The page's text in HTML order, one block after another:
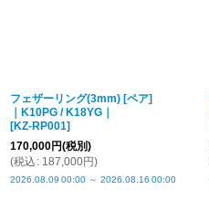
フェザーリング(3mm) [ペア]
｜K10PG / K18YG｜
[KZ-RP001]
170,000円(税別)
(税込 : 187,000円)
2026.08.09 00:00 ～ 2026.08.16 00:00